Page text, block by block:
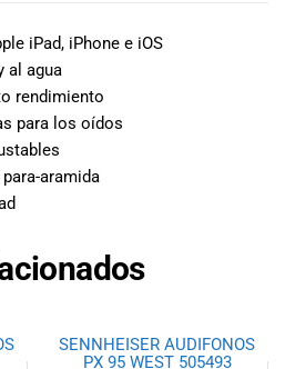
a través
nuestra
web y
tu
en la
de
hogar.
el
con
Music
iPad, iPhone e iOS
al agua
rendimiento
para los oídos
aramida
SENNHEISER AUDIFONOS
PX 95 WEST 505493